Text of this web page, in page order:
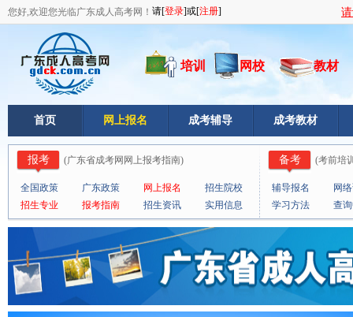
您好,欢迎您光临广东成人高考网！
培训 网校 教材
首页 网上报名 成考辅导 成考教材
报考 (广东省成考网网上报考指南)
全国政策 广东政策 网上报名
招生院校
招生专业
报考指南 招生资讯 实用信息
备考 (考前培
辅导报名
网
学习方法
查